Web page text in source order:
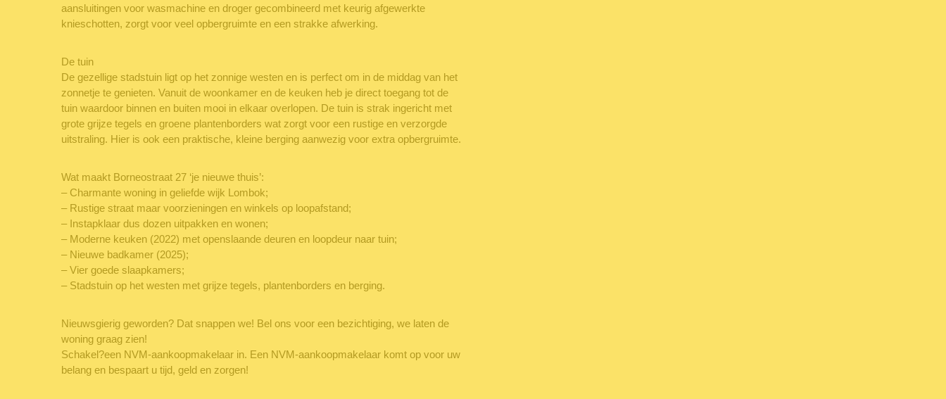
aansluitingen voor wasmachine en droger gecombineerd met keurig afgewerkte
knieschotten, zorgt voor veel opbergruimte en een strakke afwerking.
De tuin
De gezellige stadstuin ligt op het zonnige westen en is perfect om in de middag van het
zonnetje te genieten. Vanuit de woonkamer en de keuken heb je direct toegang tot de
tuin waardoor binnen en buiten mooi in elkaar overlopen. De tuin is strak ingericht met
grote grijze tegels en groene plantenborders wat zorgt voor een rustige en verzorgde
uitstraling. Hier is ook een praktische, kleine berging aanwezig voor extra opbergruimte.
Wat maakt Borneostraat 27 ‘je nieuwe thuis’:
– Charmante woning in geliefde wijk Lombok;
– Rustige straat maar voorzieningen en winkels op loopafstand;
– Instapklaar dus dozen uitpakken en wonen;
– Moderne keuken (2022) met openslaande deuren en loopdeur naar tuin;
– Nieuwe badkamer (2025);
– Vier goede slaapkamers;
– Stadstuin op het westen met grijze tegels, plantenborders en berging.
Nieuwsgierig geworden? Dat snappen we! Bel ons voor een bezichtiging, we laten de
woning graag zien!
Schakel?een NVM-aankoopmakelaar in. Een NVM-aankoopmakelaar komt op voor uw
belang en bespaart u tijd, geld en zorgen!